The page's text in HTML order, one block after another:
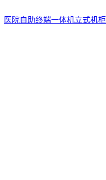
医院自助终端一体机立式机柜